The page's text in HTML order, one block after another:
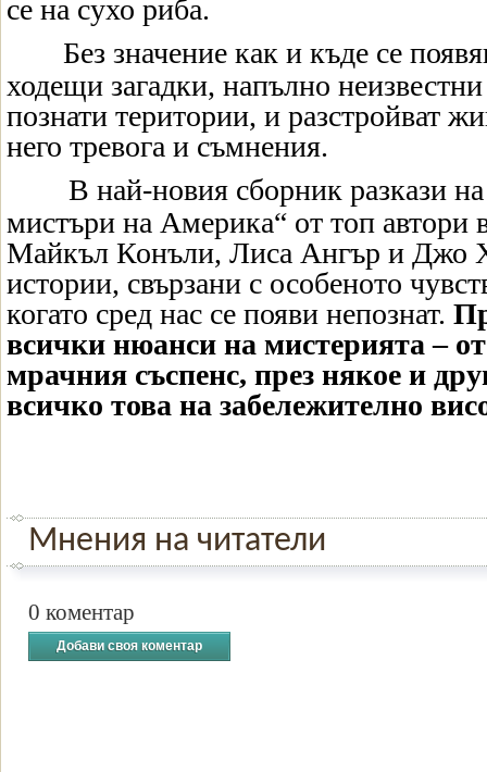
се на сухо риба.
Без значение как и къде се
ходещи загадки, напълно
познати територии, и разстройват
него тревога и съмнения.
В най-новия сборник разкази
мистъри на Америка“ от топ автори
Майкъл Конъли, Лиса Ангър и Джо
истории, свързани с особеното
когато сред нас се появи непознат.
всички нюанси на мистерията –
мрачния съспенс, през някое и
всичко това на забележително
Мнения на читатели
0 коментар
Добави своя коментар